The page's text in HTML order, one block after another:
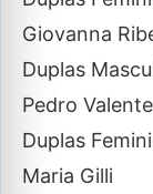
Giovanna
Duplas
Pedro Valente
Duplas
Maria Gilli